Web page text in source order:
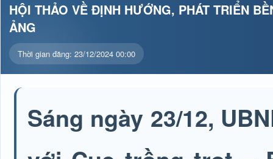
HỘI THẢO VỀ ĐỊNH HƯỚNG, PHÁT TRIỂN
ẢNG
Thời gian đăng: 23/12/2024 00:00
Sáng ngày 23/12,